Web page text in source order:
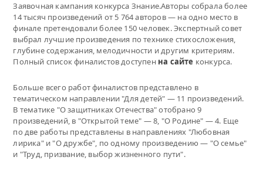
Заявочная кампания конкурса Знание.Авторы собрала более
14 тысяч произведений от 5 764 авторов — на одно место в
финале претендовали более 150 человек. Экспертный совет
выбрал лучшие произведения по технике стихосложения,
глубине содержания, мелодичности и другим критериям.
Полный список финалистов доступен на сайте конкурса.
Больше всего работ финалистов представлено в
тематическом направлении "Для детей" — 11 произведений.
В тематике "О защитниках Отечества" отобрано 9
произведений, в "Открытой теме" — 8, "О Родине" — 4. Еще
по две работы представлены в направлениях "Любовная
лирика" и "О дружбе", по одному произведению — "О семье"
и "Труд, призвание, выбор жизненного пути".